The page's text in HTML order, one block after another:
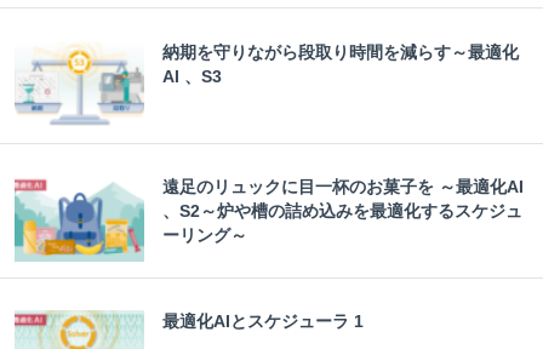
納期を守りながら段取り時間を減らす～最適化
AI 、S3
遠足のリュックに目一杯のお菓子を ～最適化AI
、S2～炉や槽の詰め込みを最適化するスケジュ
ーリング～
最適化AIとスケジューラ 1